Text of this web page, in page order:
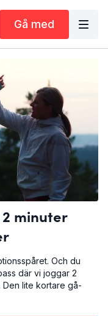
Gå med
2 minuter
Och du
där vi joggar 2
Den lite kortare gå-
lite mer. Härligt!